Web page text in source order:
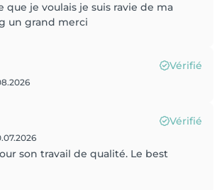
je voulais je suis ravie de ma
un grand merci
Vérifié
Vérifié
son travail de qualité. Le best